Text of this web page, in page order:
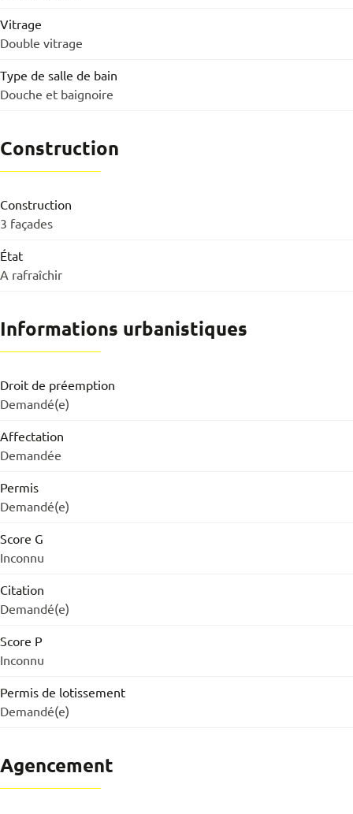
Vitrage
Double vitrage
Type de salle de bain
Douche et baignoire
Construction
Construction
3 façades
État
A rafraîchir
Informations urbanistiques
Droit de préemption
Demandé(e)
Affectation
Demandée
Permis
Demandé(e)
Score G
Inconnu
Citation
Demandé(e)
Score P
Inconnu
Permis de lotissement
Demandé(e)
Agencement